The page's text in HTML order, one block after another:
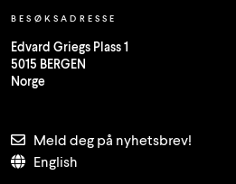
BESØKSADRESSE
Edvard Griegs Plass 1
5015 BERGEN
Norge
Meld deg på nyhetsbrev!
English